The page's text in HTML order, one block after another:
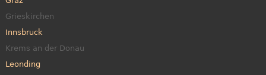
Grieskirchen
Innsbruck
Krems an der Donau
Leonding